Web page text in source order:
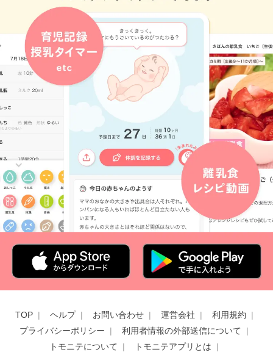
TOP ヘルプ お問い合わせ 運営会社
利用規約
プライバシーポリシー
利用者情報の外部送信について
トモニテについて
トモニテアプリとは